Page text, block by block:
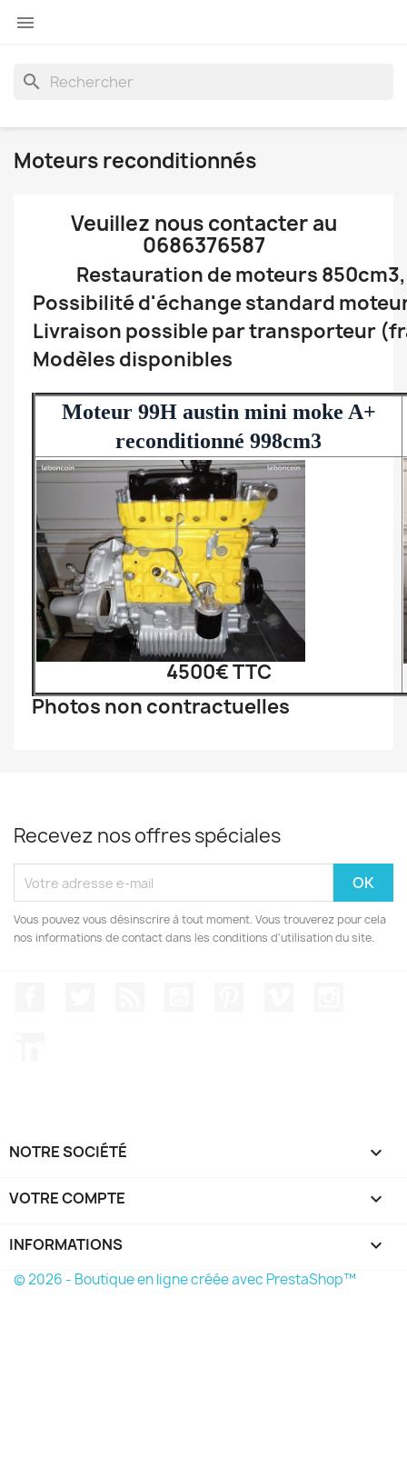

search
Moteurs reconditionnés
Veuillez nous contacter au
0686376587
Restauration de moteurs
Possibilité d'échange standard
Livraison possible par transporteur
Modèles disponibles
Moteur 99H austin mini moke A+
reconditionné 998cm3
4500€ TTC
Photos non contractuelles
Recevez nos offres spéciales
Vous pouvez vous désinscrire à tout moment. Vous trouverez pour cela
nos informations de contact dans les conditions d'utilisation du site.
NOTRE SOCIÉTÉ 
VOTRE COMPTE 
INFORMATIONS keyboard_arrow_down
© 2026 - Boutique en ligne créée avec PrestaShop™